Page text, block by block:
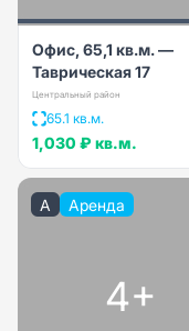
Офис, 65,1 кв.м. —
Таврическая 17
Центральный район
65.1 кв.м.
1,030 ₽ кв.м.
A Аренда
4+